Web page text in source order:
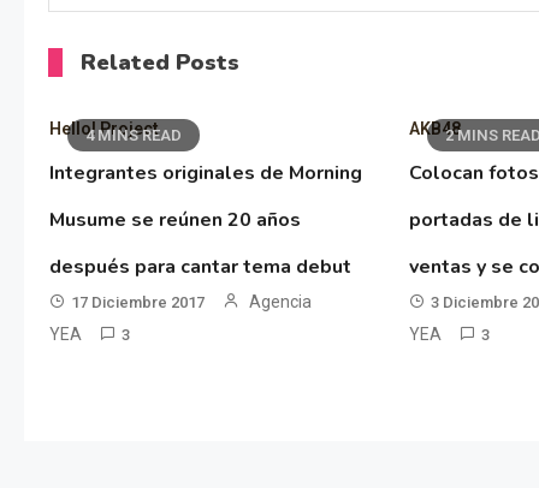
Related Posts
4 MINS READ
Hello! Project
Integrantes originales de Morning
Musume se reúnen 20 años
después para cantar tema debut
17 Diciembre 2017
Agencia
YEA
3
2 MINS READ
AKB48
Colocan
portadas de
ventas y se
3 Diciembre
YEA
3